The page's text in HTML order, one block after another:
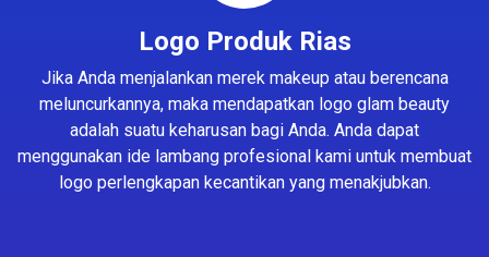
Logo Produk Rias
Jika Anda menjalankan merek makeup atau berencana
meluncurkannya, maka mendapatkan logo glam beauty
adalah suatu keharusan bagi Anda. Anda dapat
menggunakan ide lambang profesional kami untuk membuat
logo perlengkapan kecantikan yang menakjubkan.